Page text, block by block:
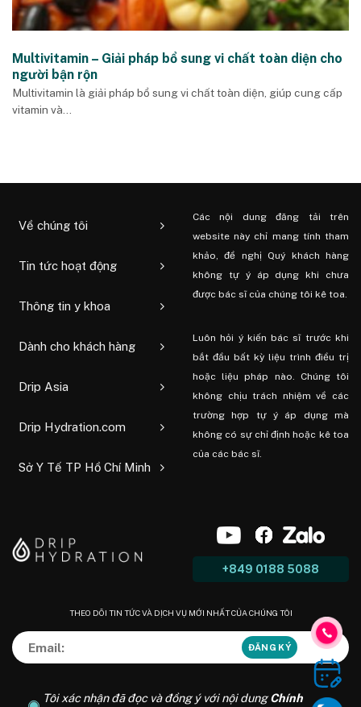
Multivitamin – Giải pháp bổ sung vi chất toàn diện cho
người bận rộn
Multivitamin là giải pháp bổ sung vi chất toàn diện, giúp cung cấp
vitamin và...
Về chúng tôi
Tin tức hoạt động
Thông tin y khoa
Dành cho khách hàng
Drip Asia
Drip Hydration.com
Sở Y Tế TP Hồ Chí Minh
Các nội dung đăng tải trên
website này chỉ mang tính tham
khảo, đề nghị Quý khách hàng
không tự ý áp dụng khi chưa
được bác sĩ của chúng tôi kê toa.
Luôn hỏi ý kiến ​​bác sĩ trước khi
bắt đầu bất kỳ liệu trình điều trị
hoặc liệu pháp nào. Chúng tôi
không chịu trách nhiệm về các
trường hợp tự ý áp dụng mà
không có sự chỉ định hoặc kê toa
của các bác sĩ.
+849 0188 5088
THEO DÕI TIN TỨC VÀ DỊCH VỤ MỚI NHẤT CỦA CHÚNG TÔI
Tôi xác nhận đã đọc và đồng ý với nội dungChính